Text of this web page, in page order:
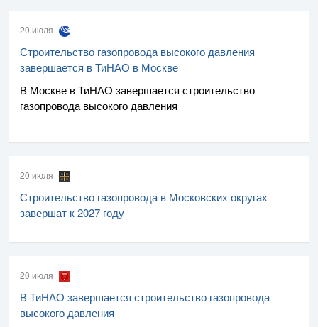
20 июля
Строительство газопровода высокого давления
завершается в ТиНАО в Москве
В Москве в ТиНАО завершается строительство
газопровода высокого давления
20 июля
Строительство газопровода в Московских округах
завершат к 2027 году
20 июля
В ТиНАО завершается строительство газопровода
высокого давления